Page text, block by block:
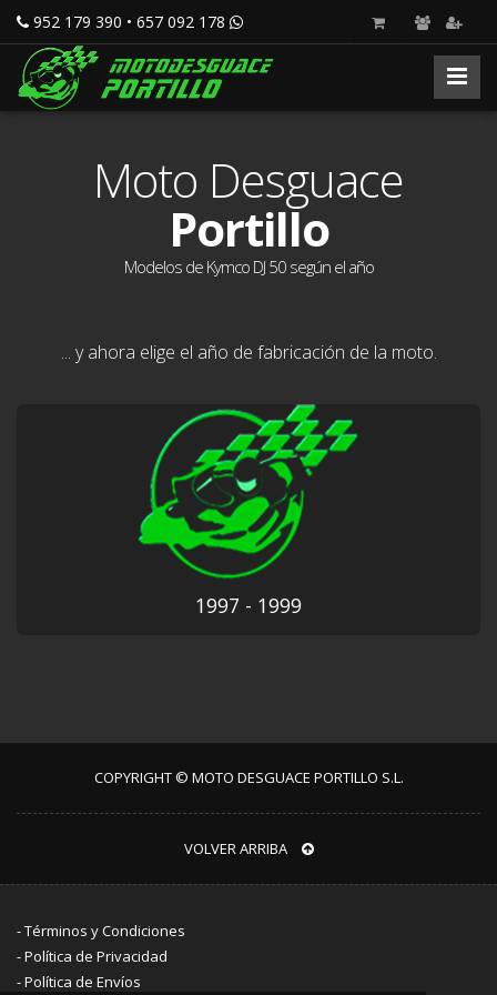
952 179 390 • 657 092 178
Moto Desguace
Portillo
Modelos de Kymco DJ 50 según el año
... y ahora elige el año de fabricación de la moto.
1997 - 1999
COPYRIGHT © MOTO DESGUACE PORTILLO S.L.
VOLVER ARRIBA
-Términos y Condiciones
-Política de Privacidad
-Política de Envíos